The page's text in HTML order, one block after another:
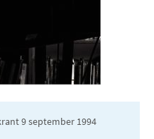
9 september 1994